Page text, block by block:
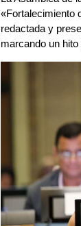
«Fortalecimiento
redactada y
marcando un